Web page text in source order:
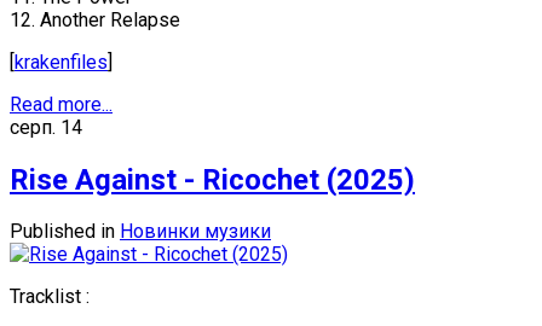
12. Another Relapse
[krakenfiles]
Read more...
серп. 14
Rise Against - Ricochet (2025)
Published in Новинки музики
Tracklist :